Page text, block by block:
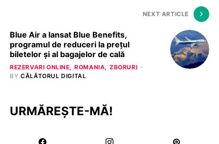
NEXT ARTICLE
Blue Air a lansat Blue Benefits,
programul de reduceri la prețul
biletelor și al bagajelor de cală
REZERVARI ONLINE ROMANIA
ZBORURI
BY CĂLĂTORUL DIGITAL
URMĂREȘTE-MĂ!